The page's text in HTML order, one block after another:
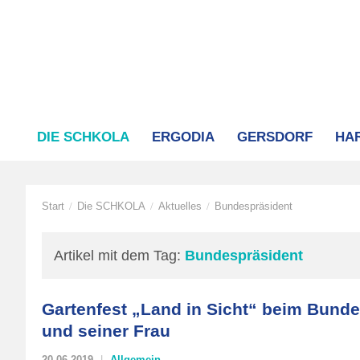
DIE SCHKOLA ERGODIA GERSDORF
Start / Die SCHKOLA / Aktuelles / Bundespräsident
Artikel mit dem Tag: Bundespräsident
Gartenfest „Land in Sicht“ beim
und seiner Frau